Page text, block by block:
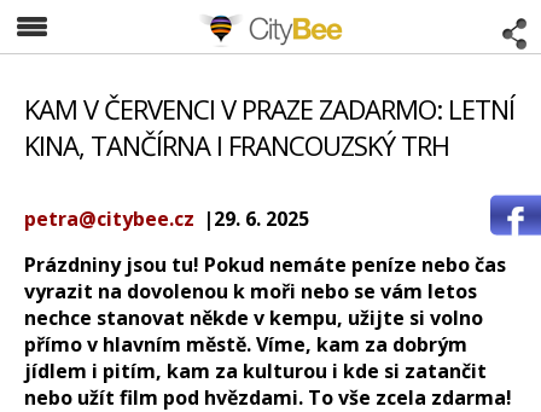
CityBee
KAM V ČERVENCI V PRAZE ZADARMO: LETNÍ
KINA, TANČÍRNA I FRANCOUZSKÝ TRH
petra@citybee.cz |29. 6. 2025
Prázdniny jsou tu! Pokud nemáte peníze nebo čas
vyrazit na dovolenou k moři nebo se vám letos
nechce stanovat někde v kempu, užijte si volno
přímo v hlavním městě. Víme, kam za dobrým
jídlem i pitím, kam za kulturou i kde si zatančit
nebo užít film pod hvězdami. To vše zcela zdarma!